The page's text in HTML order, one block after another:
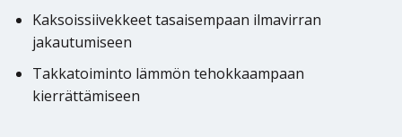
Kaksoissiivekkeet tasaisempaan ilmavirran
jakautumiseen
Takkatoiminto lämmön tehokkaampaan
kierrättämiseen